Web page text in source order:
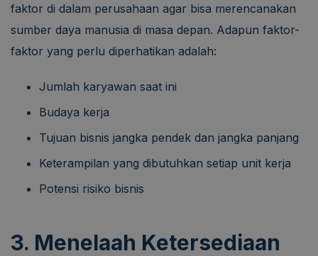
faktor di dalam perusahaan agar bisa merencanakan
sumber daya manusia di masa depan. Adapun faktor-
faktor yang perlu diperhatikan adalah:
Jumlah karyawan saat ini
Budaya kerja
Tujuan bisnis jangka pendek dan jangka panjang
Keterampilan yang dibutuhkan setiap unit kerja
Potensi risiko bisnis
3. Menelaah Ketersediaan